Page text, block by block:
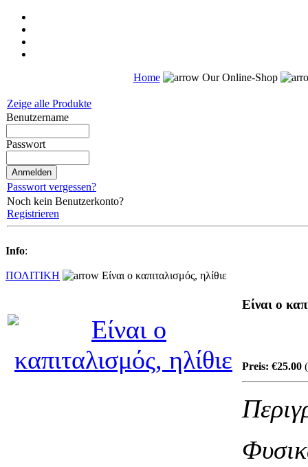
Home Our Online-Shop
Zeige alle Produkte
Benutzername
Passwort
Passwort vergessen?
Noch kein Benutzerkonto?
Registrieren
Info:
ΠΟΛΙΤΙΚΗ Είναι ο καπιταλισμός, ηλίθιε
Είναι ο
Preis: €25.00